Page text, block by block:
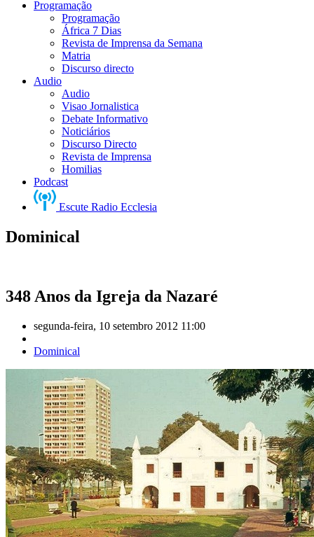
Programação
Programação
África 7 Dias
Revista de Imprensa da Semana
Matria
Discurso directo
Audio
Audio
Visao Jornalistica
Debate Informativo
Noticiários
Discurso Directo
Revista de Imprensa
Homilias
Podcast
Escute Radio Ecclesia
Dominical
348 Anos da Igreja da Nazaré
segunda-feira, 10 setembro 2012 11:00
Dominical